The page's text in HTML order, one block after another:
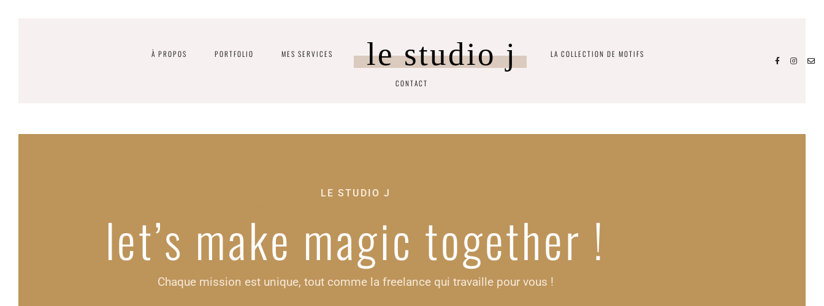
À PROPOS PORTFOLIO MES SERVICES le studio j LA COLLECTION DE MOTIFS
CONTACT
LE STUDIO J
let’s make magic together !
Chaque mission est unique, tout comme la freelance qui travaille pour vous !